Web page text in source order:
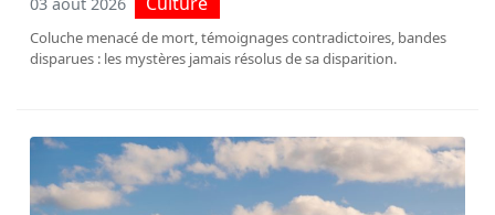
Coluche menacé de mort, témoignages contradictoires, bandes
disparues : les mystères jamais résolus de sa disparition.